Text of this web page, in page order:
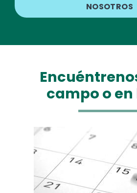
NOSOTROS
campo o